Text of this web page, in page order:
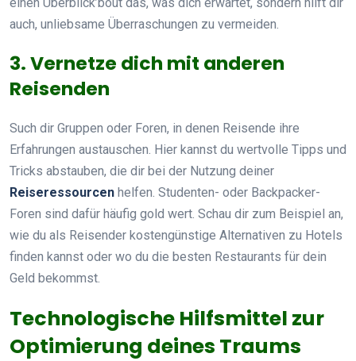
auch, unliebsame Überraschungen zu vermeiden.
3. Vernetze dich mit anderen
Reisenden
Such dir Gruppen oder Foren, in denen Reisende ihre
Erfahrungen austauschen. Hier kannst du wertvolle Tipps und
Tricks abstauben, die dir bei der Nutzung deiner
Reiseressourcen helfen. Studenten- oder Backpacker-
Foren sind dafür häufig gold wert. Schau dir zum Beispiel an,
wie du als Reisender kostengünstige Alternativen zu Hotels
finden kannst oder wo du die besten Restaurants für dein
Geld bekommst.
Technologische Hilfsmittel zur
Optimierung deines Traums